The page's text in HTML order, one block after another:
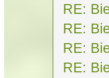
RE:
RE:
RE:
RE: